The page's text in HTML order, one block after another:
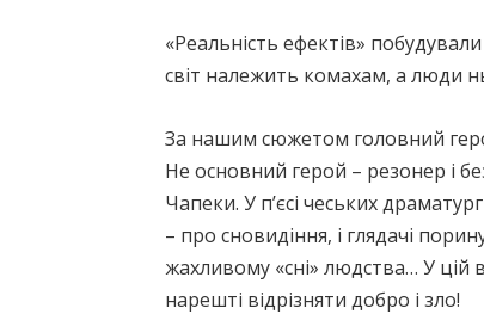
«Реальність ефектів»
світ належить комахам, а люди
За нашим сюжетом головний
Не основний герой – резонер і
Чапеки. У п’єсі чеських
– про сновидіння, і глядачі
жахливому «сні» людства… У цій
нарешті відрізняти добро і зло!